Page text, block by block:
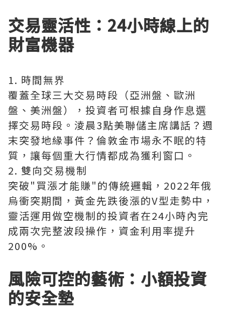
交易靈活性：24小時線上的
財富機器
1. 時間無界
覆蓋全球三大交易時段（亞洲盤、歐洲
盤、美洲盤），投資者可根據自身作息選
擇交易時段。淩晨3點美聯儲主席講話？週
末突發地緣事件？倫敦金市場永不眠的特
質，讓每個重大行情都成為獲利窗口。
2. 雙向交易機制
突破"買漲才能賺"的傳統邏輯，2022年俄
烏衝突期間，黃金先跌後漲的V型走勢中，
靈活運用做空機制的投資者在24小時內完
成兩次完整波段操作，資金利用率提升
200%。
風險可控的藝術：小額投資
的安全墊